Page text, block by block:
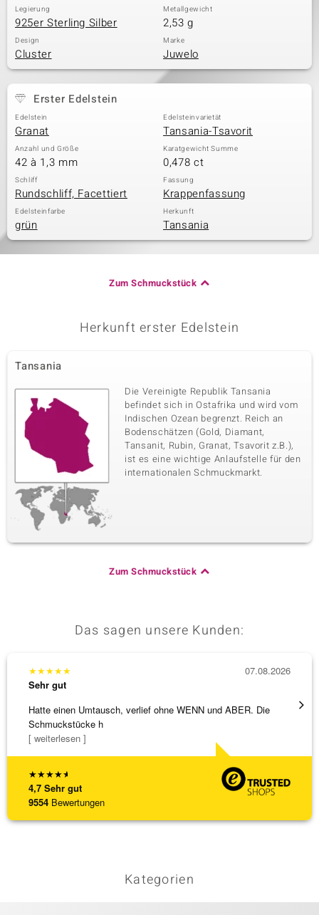
Classics
Legierung
925er Sterling Silber
Metallgewicht
2,53 g
Design
Cluster
Marke
Juwelo
Erster Edelstein
Edelstein
Granat
Edelsteinvarietät
Tansania-Tsavorit
Anzahl und Größe
42 à 1,3 mm
Karatgewicht Summe
0,478 ct
Schliff
Rundschliff, Facettiert
Fassung
Krappenfassung
Edelsteinfarbe
grün
Herkunft
Tansania
Zum Schmuckstück
Herkunft erster Edelstein
Tansania
Die Vereinigte Republik Tansania
befindet sich in Ostafrika und wird vom
Indischen Ozean begrenzt. Reich an
Bodenschätzen (Gold, Diamant,
Tansanit, Rubin, Granat, Tsavorit z.B.),
ist es eine wichtige Anlaufstelle für den
internationalen Schmuckmarkt.
Zum Schmuckstück
Das sagen unsere Kunden:
★★★★★
4,7 Sehr gut
9554 Bewertungen
★★★★★
Sehr gut
Hatte einen Umtausch, verlief ohne WENN und ABER. Die
Schmuckstücke h
[ weiterlesen ]
07.08.2026
Kategorien